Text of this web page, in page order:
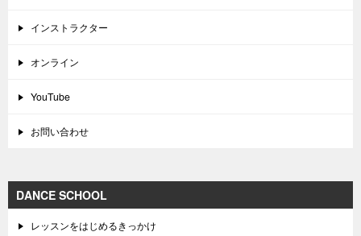
インストラクター
オンライン
YouTube
お問い合わせ
DANCE SCHOOL
レッスンをはじめるきっかけ